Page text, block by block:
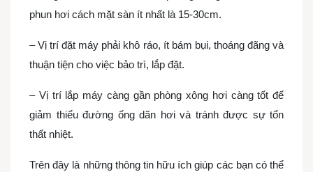
phun hơi cách mặt sàn ít nhất là 15-30cm.
– Vị trí đặt máy phải khô ráo, ít bám bụi, thoáng đãng và
thuận tiện cho việc bảo trì, lắp đặt.
– Vị trí lắp máy càng gần phòng xông hơi càng tốt để
giảm thiểu đường ống dãn hơi và tránh được sự tổn
thất nhiệt.
Trên đây là những thông tin hữu ích giúp các bạn có thể